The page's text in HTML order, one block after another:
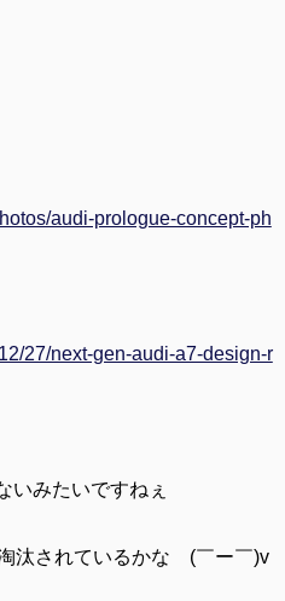
audi-prologue-concept-ph
27/next-gen-audi-a7-design-r
いみたいですねぇ
汰されているかな (￣ー￣)v